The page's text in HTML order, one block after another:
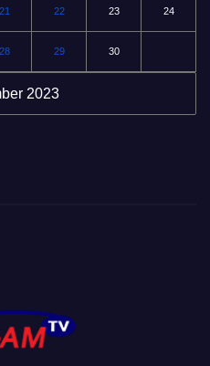
2023
21 22 23 24
28 29 30